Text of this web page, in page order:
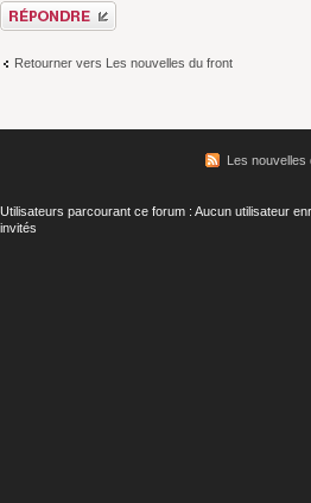
Répondre
Retourner vers Les nouvelles du front
Les nouvelles
Utilisateurs parcourant ce forum : Aucun utilisateur
invités